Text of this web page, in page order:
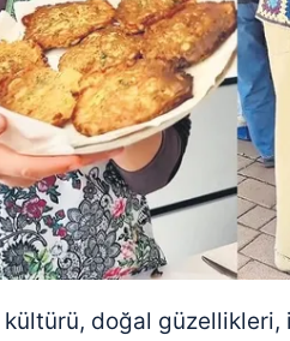
olarak kullanılan çerezlerle
doğal güzellikleri,